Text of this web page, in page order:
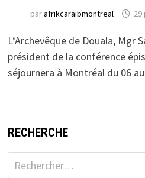
parafrikcaraibmontreal 29
L‘Archevêque de Douala, Mgr
président de la conférence
séjournera à Montréal du 06
RECHERCHE
Rechercher :